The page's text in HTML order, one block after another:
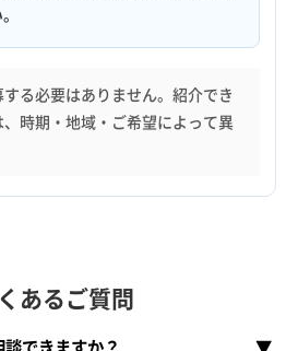
る必要はありません。紹介でき
時期・地域・ご希望によって異
あるご質問
できますか？ ▼